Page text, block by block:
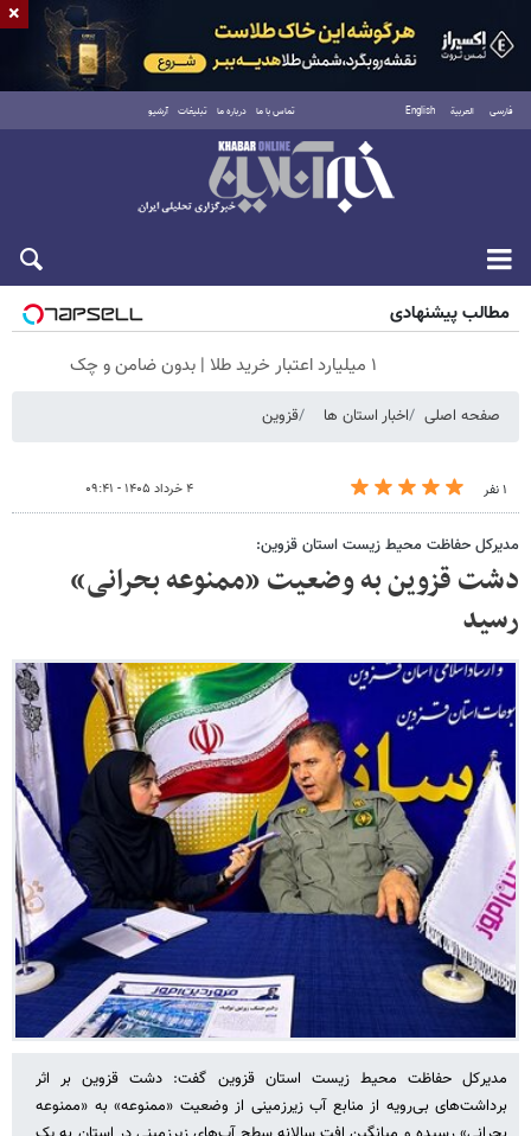
فارسی العربية English تماس با ما درباره ما تبلیغات آرشیو
شنبه ۱۷ مرداد ۱۴۰۵
مطالب پیشنهادی
۱ میلیارد اعتبار خرید طلا | بدون ضامن و چک
صفحه اصلی اخبار استان ها قزوین
۱ نفر ۴ خرداد ۱۴۰۵ - ۰۹:۴۱
مدیرکل حفاظت محیط زیست استان قزوین:
دشت قزوین به وضعیت «ممنوعه بحرانی»
رسید
مدیرکل حفاظت محیط زیست استان قزوین گفت: دشت قزوین بر اثر
برداشت‌های بی‌رویه از منابع آب زیرزمینی از وضعیت «ممنوعه» به «ممنوعه
×